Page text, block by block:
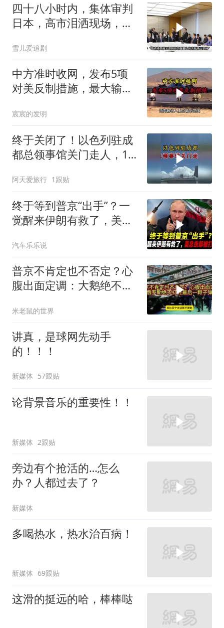
四十八小时内，集体审判
日本，高市泪洒现场，中
雪儿爱追剧
中方准时收网，发布5项
对美反制措施，最大输家
宸宸的发明
终于关闭了！以色列驻成
都总领事馆关门走人，12
阿天爱旅行 1跟贴
终于等到普京“出手”？一
觉醒来伊朗有救了，美总
汽车乐乐说
普京不肯定也不否定？心
腹出面定调：大鹅绝不打
米老鼠的世界
讲真，是球网先动手
的！！！
新媒体 57跟贴
论背景音乐的重要性！！
新媒体 2跟贴
旁边有个抢活的…怎么
办？人都过去了？
新媒体
多喝热水，热水治百病！
新媒体 69跟贴
这滑的挺远的哈，棒棒哒